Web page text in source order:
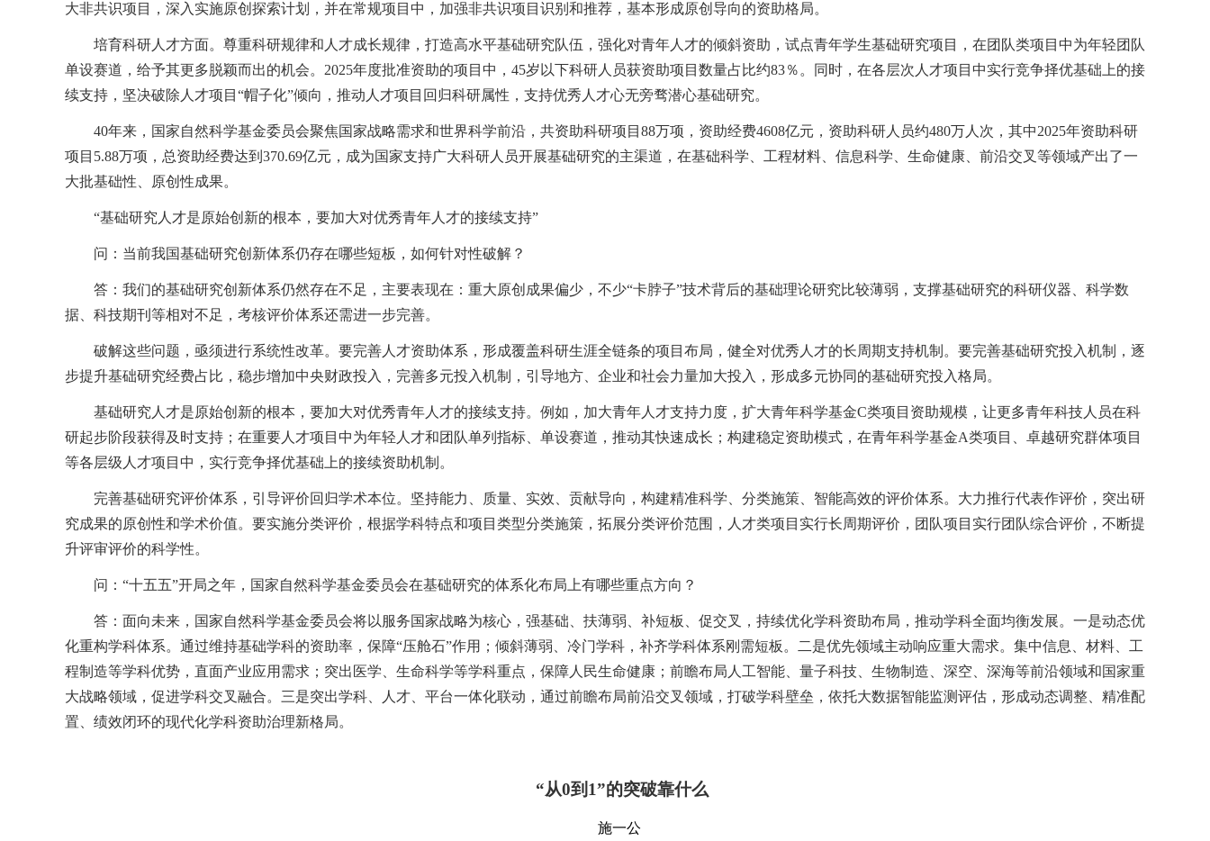
大非共识项目，深入实施原创探索计划，并在常规项目中，加强非共识项目识别和推荐，基本形成原创导向的资助格局。
培育科研人才方面。尊重科研规律和人才成长规律，打造高水平基础研究队伍，强化对青年人才的倾斜资助，试点青年学生基础研究项目，在团队类项目中为年轻团队
单设赛道，给予其更多脱颖而出的机会。2025年度批准资助的项目中，45岁以下科研人员获资助项目数量占比约83％。同时，在各层次人才项目中实行竞争择优基础上的接
续支持，坚决破除人才项目“帽子化”倾向，推动人才项目回归科研属性，支持优秀人才心无旁骛潜心基础研究。
40年来，国家自然科学基金委员会聚焦国家战略需求和世界科学前沿，共资助科研项目88万项，资助经费4608亿元，资助科研人员约480万人次，其中2025年资助科研
项目5.88万项，总资助经费达到370.69亿元，成为国家支持广大科研人员开展基础研究的主渠道，在基础科学、工程材料、信息科学、生命健康、前沿交叉等领域产出了一
大批基础性、原创性成果。
“基础研究人才是原始创新的根本，要加大对优秀青年人才的接续支持”
问：当前我国基础研究创新体系仍存在哪些短板，如何针对性破解？
答：我们的基础研究创新体系仍然存在不足，主要表现在：重大原创成果偏少，不少“卡脖子”技术背后的基础理论研究比较薄弱，支撑基础研究的科研仪器、科学数
据、科技期刊等相对不足，考核评价体系还需进一步完善。
破解这些问题，亟须进行系统性改革。要完善人才资助体系，形成覆盖科研生涯全链条的项目布局，健全对优秀人才的长周期支持机制。要完善基础研究投入机制，逐
步提升基础研究经费占比，稳步增加中央财政投入，完善多元投入机制，引导地方、企业和社会力量加大投入，形成多元协同的基础研究投入格局。
基础研究人才是原始创新的根本，要加大对优秀青年人才的接续支持。例如，加大青年人才支持力度，扩大青年科学基金C类项目资助规模，让更多青年科技人员在科
研起步阶段获得及时支持；在重要人才项目中为年轻人才和团队单列指标、单设赛道，推动其快速成长；构建稳定资助模式，在青年科学基金A类项目、卓越研究群体项目
等各层级人才项目中，实行竞争择优基础上的接续资助机制。
完善基础研究评价体系，引导评价回归学术本位。坚持能力、质量、实效、贡献导向，构建精准科学、分类施策、智能高效的评价体系。大力推行代表作评价，突出研
究成果的原创性和学术价值。要实施分类评价，根据学科特点和项目类型分类施策，拓展分类评价范围，人才类项目实行长周期评价，团队项目实行团队综合评价，不断提
升评审评价的科学性。
问：“十五五”开局之年，国家自然科学基金委员会在基础研究的体系化布局上有哪些重点方向？
答：面向未来，国家自然科学基金委员会将以服务国家战略为核心，强基础、扶薄弱、补短板、促交叉，持续优化学科资助布局，推动学科全面均衡发展。一是动态优
化重构学科体系。通过维持基础学科的资助率，保障“压舱石”作用；倾斜薄弱、冷门学科，补齐学科体系刚需短板。二是优先领域主动响应重大需求。集中信息、材料、工
程制造等学科优势，直面产业应用需求；突出医学、生命科学等学科重点，保障人民生命健康；前瞻布局人工智能、量子科技、生物制造、深空、深海等前沿领域和国家重
大战略领域，促进学科交叉融合。三是突出学科、人才、平台一体化联动，通过前瞻布局前沿交叉领域，打破学科壁垒，依托大数据智能监测评估，形成动态调整、精准配
置、绩效闭环的现代化学科资助治理新格局。
“从0到1”的突破靠什么
施一公